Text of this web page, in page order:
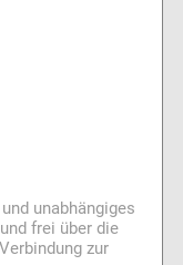
unabhängiges
frei über die
zur